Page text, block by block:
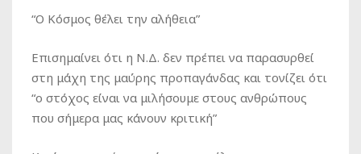
“Ο Κόσμος θέλει την αλήθεια”
Επισημαίνει ότι η Ν.Δ. δεν πρέπει να παρασυρθεί
στη μάχη της μαύρης προπαγάνδας και τονίζει ότι
“ο στόχος είναι να μιλήσουμε στους ανθρώπους
που σήμερα μας κάνουν κριτική”